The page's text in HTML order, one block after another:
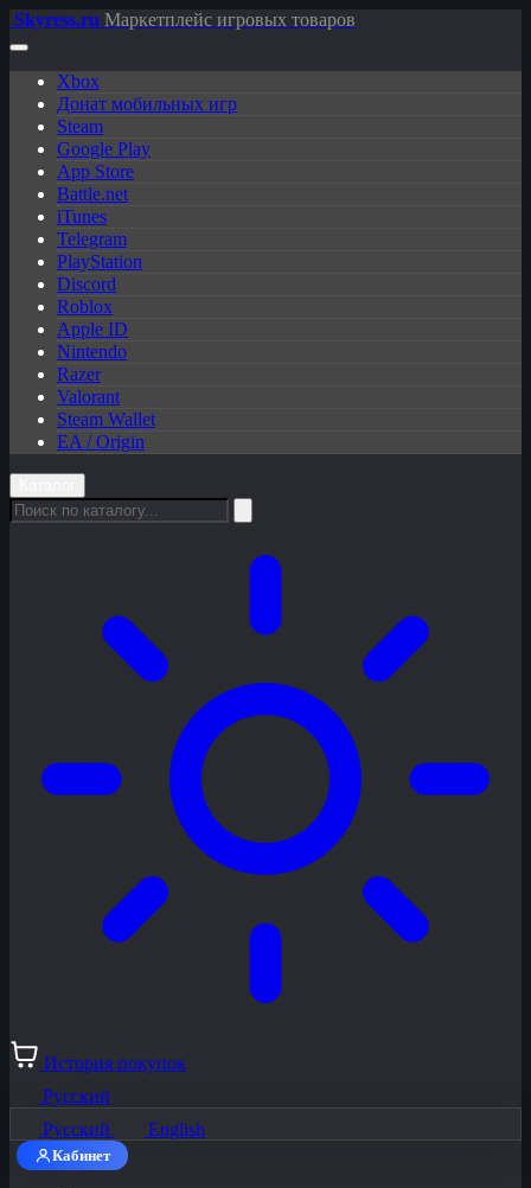
Skyress.ru Маркетплейс игровых товаров
Xbox
Донат мобильных игр
Steam
Google Play
App Store
Battle.net
iTunes
Telegram
PlayStation
Discord
Roblox
Apple ID
Nintendo
Razer
Valorant
Steam Wallet
EA / Origin
История покупок
Русский
Русский
English
Кабинет